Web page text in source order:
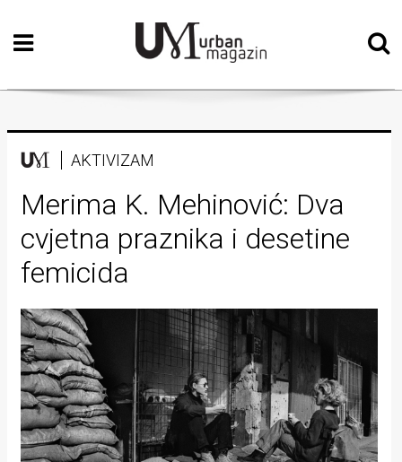
Početna
Vizualne
Teatar
Književnost
Muzika
Film
Intervju
Kolumne
Kultura
Lifestyle
Beauty
AKTIVIZAM
Merima K. Mehinović: Dva
cvjetna praznika i desetine
femicida